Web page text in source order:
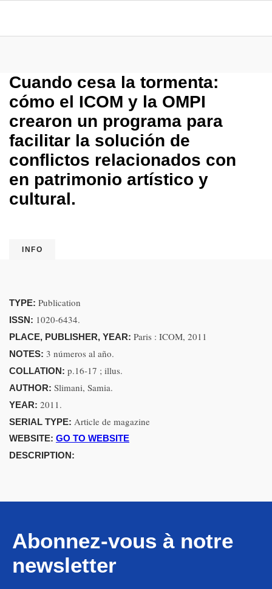
Cuando cesa la tormenta:
cómo el ICOM y la OMPI
crearon un programa para
facilitar la solución de
conflictos relacionados con
en patrimonio artístico y
cultural.
INFO
TYPE: Publication
ISSN: 1020-6434.
PLACE, PUBLISHER, YEAR: Paris : ICOM, 2011
NOTES: 3 números al año.
COLLATION: p.16-17 ; illus.
AUTHOR: Slimani, Samia.
YEAR: 2011.
SERIAL TYPE: Article de magazine
WEBSITE: GO TO WEBSITE
DESCRIPTION:
Abonnez-vous à notre
newsletter